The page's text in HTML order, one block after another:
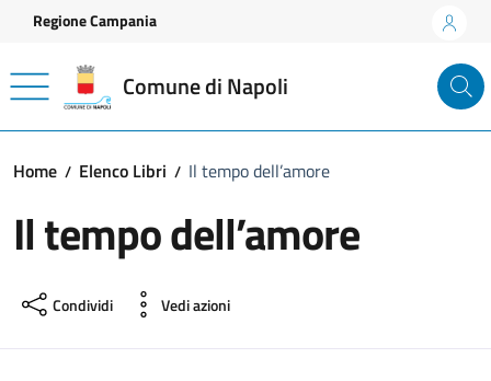
Vai ai contenuti
Vai al footer
Regione Campania
Comune di Napoli
Home Elenco Libri Il tempo dell’amore
Il tempo dell’amore
Condividi Vedi azioni